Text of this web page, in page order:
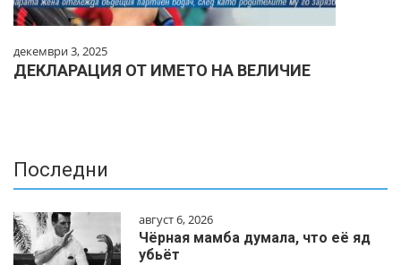
декември 3, 2025
ДЕКЛАРАЦИЯ ОТ ИМЕТО НА ВЕЛИЧИЕ
Последни
август 6, 2026
Чёрная мамба думала, что её яд
убьёт